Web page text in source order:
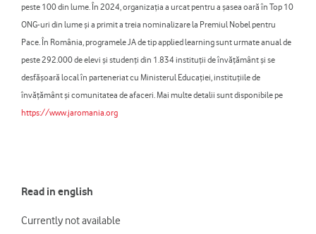
peste 100 din lume. În 2024, organizația a urcat pentru a șasea oară în Top 10
ONG-uri din lume și a primit a treia nominalizare la Premiul Nobel pentru
Pace. În România, programele JA de tip applied learning sunt urmate anual de
peste 292.000 de elevi și studenți din 1.834 instituții de învățământ și se
desfășoară local în parteneriat cu Ministerul Educației, instituțiile de
învățământ și comunitatea de afaceri. Mai multe detalii sunt disponibile pe
https://www.jaromania.org
Read in english
Currently not available